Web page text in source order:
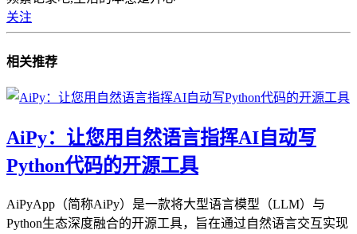
关注
相关推荐
AiPy：让您用自然语言指挥AI自动写
Python代码的开源工具
AiPyApp（简称AiPy）是一款将大型语言模型（LLM）与
Python生态深度融合的开源工具，旨在通过自然语言交互实现